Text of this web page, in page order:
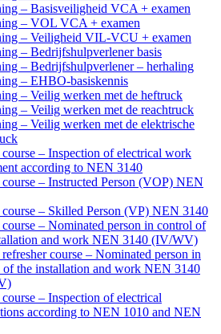
– Basisveiligheid VCA + examen
– VOL VCA + examen
– Veiligheid VIL-VCU + examen
– Bedrijfshulpverlener basis
– Bedrijfshulpverlener – herhaling
– EHBO-basiskennis
– Veilig werken met de heftruck
– Veilig werken met de reachtruck
– Veilig werken met de elektrische
– Inspection of electrical work
according to NEN 3140
– Instructed Person (VOP) NEN
– Skilled Person (VP) NEN 3140
– Nominated person in control of
and work NEN 3140 (IV/WV)
course – Nominated person in
of the installation and work NEN 3140
– Inspection of electrical
according to NEN 1010 and NEN